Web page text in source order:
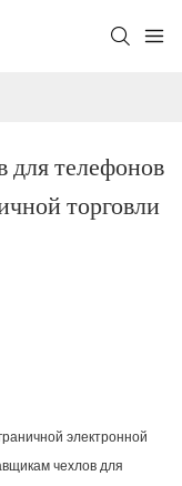
телефонов
торговли
электронной
чехлов для